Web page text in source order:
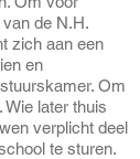
de N.H.
zich aan een
en
Om
later thuis
verplicht deel
te sturen.